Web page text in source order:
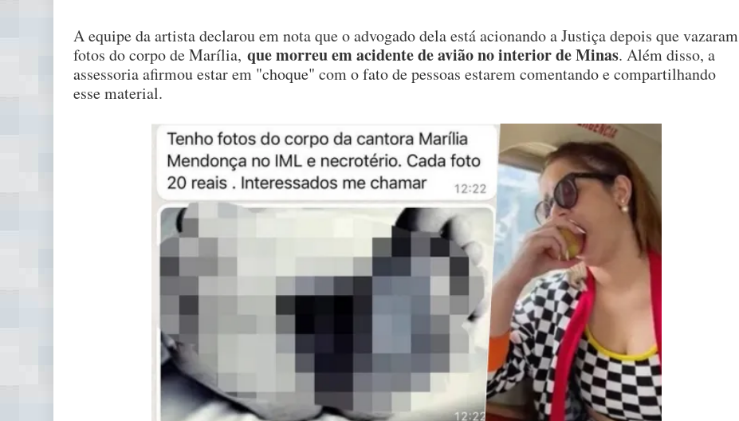
A equipe da artista declarou em nota que o advogado dela está acionando a Justiça depois que vazaram
fotos do corpo de Marília, que morreu em acidente de avião no interior de Minas. Além disso, a
assessoria afirmou estar em "choque" com o fato de pessoas estarem comentando e compartilhando
esse material.